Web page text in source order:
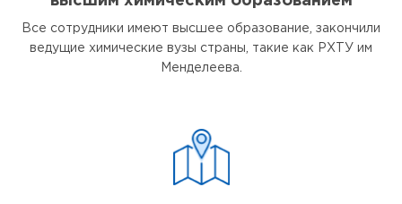
Все сотрудники имеют высшее образование, закончили
ведущие химические вузы страны, такие как РХТУ им
Менделеева.